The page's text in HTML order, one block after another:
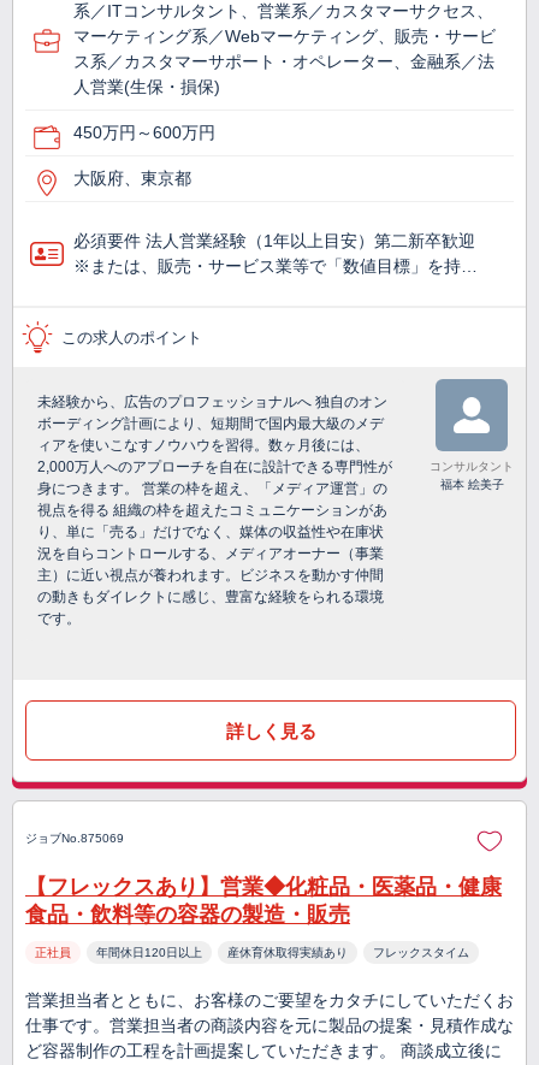
系／ITコンサルタント、営業系／カスタマーサクセス、
マーケティング系／Webマーケティング、販売・サービ
ス系／カスタマーサポート・オペレーター、金融系／法
人営業(生保・損保)
450万円～600万円
大阪府、東京都
必須要件 法人営業経験（1年以上目安）第二新卒歓迎
※または、販売・サービス業等で「数値目標」を持…
この求人のポイント
未経験から、広告のプロフェッショナルへ 独自のオン
ボーディング計画により、短期間で国内最大級のメデ
ィアを使いこなすノウハウを習得。数ヶ月後には、
2,000万人へのアプローチを自在に設計できる専門性が
身につきます。 営業の枠を超え、「メディア運営」の
視点を得る 組織の枠を超えたコミュニケーションがあ
り、単に「売る」だけでなく、媒体の収益性や在庫状
況を自らコントロールする、メディアオーナー（事業
主）に近い視点が養われます。ビジネスを動かす仲間
の動きもダイレクトに感じ、豊富な経験をられる環境
です。
コンサルタント
福本 絵美子
詳しく見る
ジョブNo.875069
【フレックスあり】営業◆化粧品・医薬品・健康
食品・飲料等の容器の製造・販売
正社員 年間休日120日以上 産休育休取得実績あり フレックスタイム
営業担当者とともに、お客様のご要望をカタチにしていただくお
仕事です。営業担当者の商談内容を元に製品の提案・見積作成な
ど容器制作の工程を計画提案していただきます。 商談成立後に